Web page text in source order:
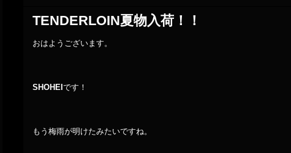
TENDERLOIN夏物入荷！！
おはようございます。
SHOHEI です！
もう梅雨が明けたみたいですね。